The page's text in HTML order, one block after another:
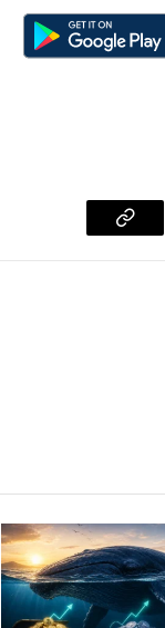
Copy